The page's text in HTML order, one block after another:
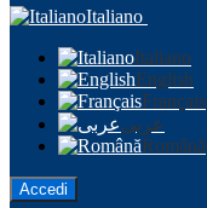
Italiano
Italiano
English
Français
عربى
Română
Accedi